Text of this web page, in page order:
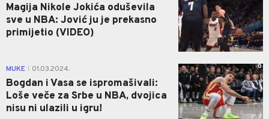
Magija Nikole Jokića oduševila
sve u NBA: Jović ju je prekasno
primijetio (VIDEO)
MUKE 01.03.2024.
Bogdan i Vasa se ispromašivali:
Loše veče za Srbe u NBA, dvojica
nisu ni ulazili u igru!
0